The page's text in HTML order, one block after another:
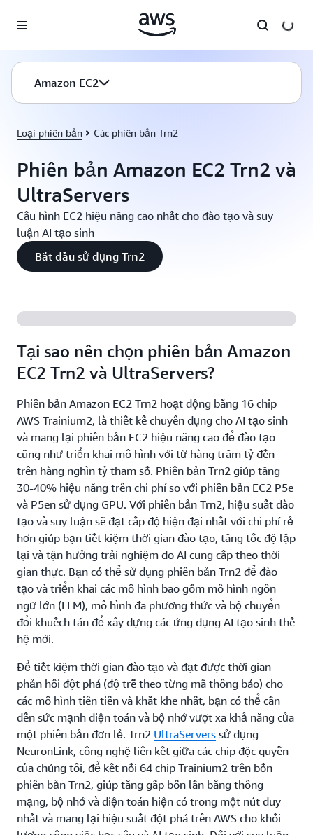
Amazon EC2
Loại phiên bản Các phiên bản Trn2
Phiên bản Amazon EC2 Trn2 và
UltraServers
Cấu hình EC2 hiệu năng cao nhất cho đào tạo và suy
luận AI tạo sinh
Bắt đầu sử dụng Trn2
Tại sao nên chọn phiên bản Amazon
EC2 Trn2 và UltraServers?
Phiên bản Amazon EC2 Trn2 hoạt động bằng 16 chip
AWS Trainium2, là thiết kế chuyên dụng cho AI tạo sinh
và mang lại phiên bản EC2 hiệu năng cao để đào tạo
cũng như triển khai mô hình với từ hàng trăm tỷ đến
trên hàng nghìn tỷ tham số. Phiên bản Trn2 giúp tăng
30-40% hiệu năng trên chi phí so với phiên bản EC2 P5e
và P5en sử dụng GPU. Với phiên bản Trn2, hiệu suất đào
tạo và suy luận sẽ đạt cấp độ hiện đại nhất với chi phí rẻ
hơn giúp bạn tiết kiệm thời gian đào tạo, tăng tốc độ lặp
lại và tận hưởng trải nghiệm do AI cung cấp theo thời
gian thực. Bạn có thể sử dụng phiên bản Trn2 để đào
tạo và triển khai các mô hình bao gồm mô hình ngôn
ngữ lớn (LLM), mô hình đa phương thức và bộ chuyển
đổi khuếch tán để xây dựng các ứng dụng AI tạo sinh thế
hệ mới.
Để tiết kiệm thời gian đào tạo và đạt được thời gian
phản hồi đột phá (độ trễ theo từng mã thông báo) cho
các mô hình tiên tiến và khắt khe nhất, bạn có thể cần
đến sức mạnh điện toán và bộ nhớ vượt xa khả năng của
một phiên bản đơn lẻ. Trn2 UltraServers sử dụng
NeuronLink, công nghệ liên kết giữa các chip độc quyền
của chúng tôi, để kết nối 64 chip Trainium2 trên bốn
phiên bản Trn2, giúp tăng gấp bốn lần băng thông
mạng, bộ nhớ và điện toán hiện có trong một nút duy
nhất và mang lại hiệu suất đột phá trên AWS cho khối